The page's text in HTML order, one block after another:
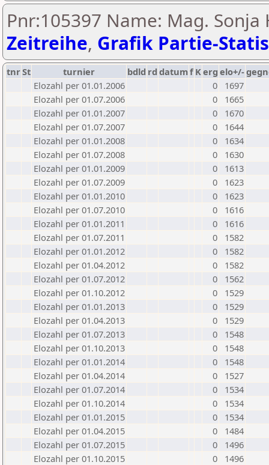
Pnr:105397 Name: Mag.
Zeitreihe, Grafik Partie-
tnrSt turnier bdld rd datumf Kerg elo+/-
Elozahl per 01.01.2006
0
1697
Elozahl per 01.07.2006
0
1665
Elozahl per 01.01.2007
0
1670
Elozahl per 01.07.2007
0
1644
Elozahl per 01.01.2008
0
1634
Elozahl per 01.07.2008
0
1630
Elozahl per 01.01.2009
0
1613
Elozahl per 01.07.2009
0
1623
Elozahl per 01.01.2010
0
1623
Elozahl per 01.07.2010
0
1616
Elozahl per 01.01.2011
0
1616
Elozahl per 01.07.2011
0
1582
Elozahl per 01.01.2012
0
1582
Elozahl per 01.04.2012
0
1582
Elozahl per 01.07.2012
0
1562
Elozahl per 01.10.2012
0
1529
Elozahl per 01.01.2013
0
1529
Elozahl per 01.04.2013
0
1529
Elozahl per 01.07.2013
0
1548
Elozahl per 01.10.2013
0
1548
Elozahl per 01.01.2014
0
1548
Elozahl per 01.04.2014
0
1527
Elozahl per 01.07.2014
0
1534
Elozahl per 01.10.2014
0
1534
Elozahl per 01.01.2015
0
1534
Elozahl per 01.04.2015
0
1484
Elozahl per 01.07.2015
0
1496
Elozahl per 01.10.2015
0
1496